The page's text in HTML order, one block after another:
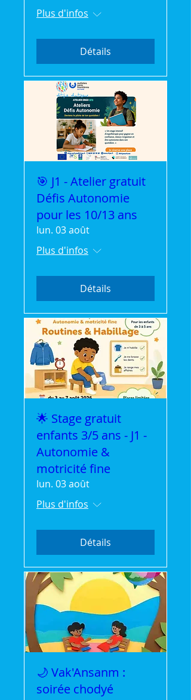
Plus d'infos
Détails
🎯 J1 - Atelier gratuit
Défis Autonomie
pour les 10/13 ans
lun. 03 août
Plus d'infos
Détails
🌟 Stage gratuit
enfants 3/5 ans - J1 -
Autonomie &
motricité fine
lun. 03 août
Plus d'infos
Détails
🌙 Vak'Ansanm :
soirée chodyé